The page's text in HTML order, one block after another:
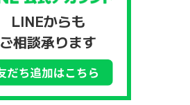
LINEからも
ご相談承ります